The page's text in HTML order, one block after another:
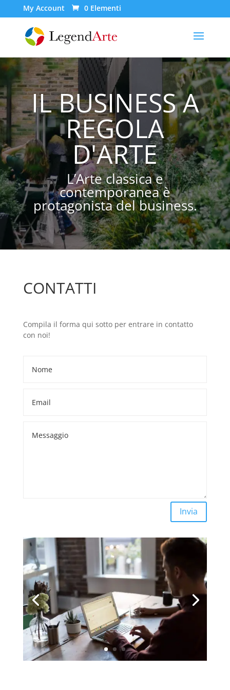
My Account 0 Elementi
IL BUSINESS A
REGOLA
D'ARTE
L’Arte classica e
contemporanea è
protagonista del business.
CONTATTI
Compila il forma qui sotto per entrare in contatto
con noi!
Invia